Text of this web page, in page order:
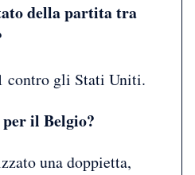
della partita tra
contro gli Stati Uniti.
il Belgio?
una doppietta,